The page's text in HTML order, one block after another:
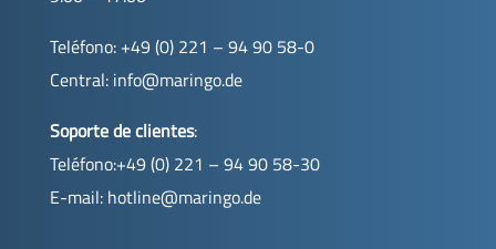
Teléfono: +49 (0) 221 – 94 90 58-0
Central: info@maringo.de
Soporte de clientes:
Teléfono:+49 (0) 221 – 94 90 58-30
E-mail: hotline@maringo.de